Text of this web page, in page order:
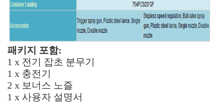
패키지 포함:
1 x 전기 잡초 분무기
1 x 충전기
2 x 보너스 노즐
1 x 사용자 설명서